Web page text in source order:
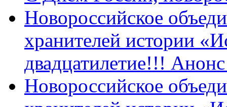
Новороссийское
хранителей истории
двадцатилетие!!!
Новороссийское